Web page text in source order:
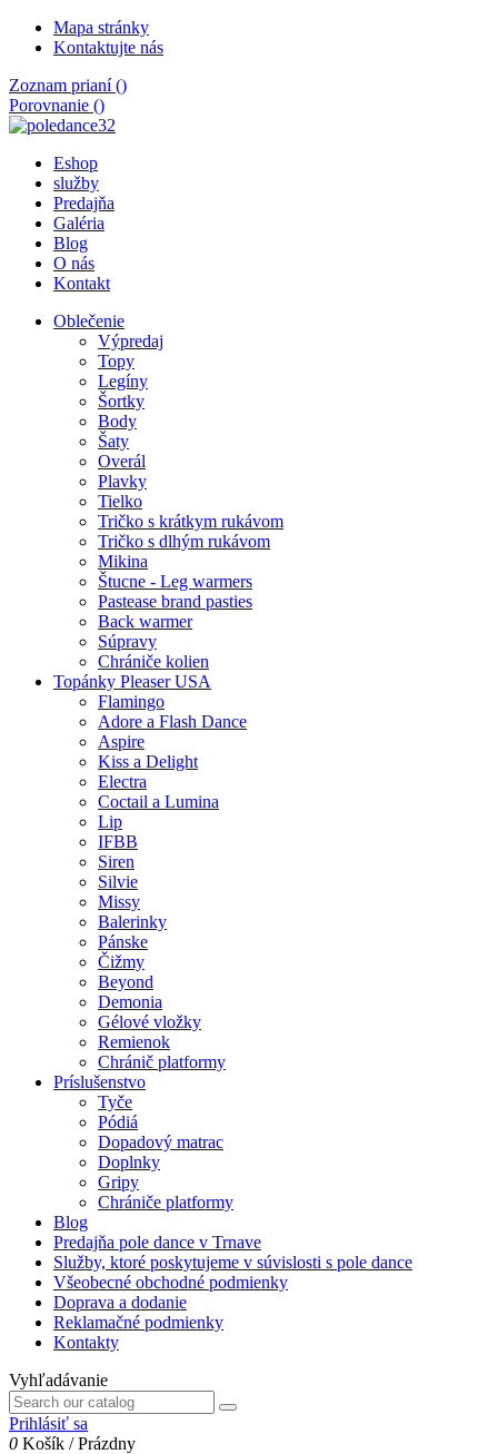
Mapa stránky
Kontaktujte nás
Zoznam prianí ()
Porovnanie ()
Eshop
služby
Predajňa
Galéria
Blog
O nás
Kontakt
Oblečenie
Výpredaj
Topy
Legíny
Šortky
Body
Šaty
Overál
Plavky
Tielko
Tričko s krátkym rukávom
Tričko s dlhým rukávom
Mikina
Štucne - Leg warmers
Pastease brand pasties
Back warmer
Súpravy
Chrániče kolien
Topánky Pleaser USA
Flamingo
Adore a Flash Dance
Aspire
Kiss a Delight
Electra
Coctail a Lumina
Lip
IFBB
Siren
Silvie
Missy
Balerinky
Pánske
Čižmy
Beyond
Demonia
Gélové vložky
Remienok
Chránič platformy
Príslušenstvo
Tyče
Pódiá
Dopadový matrac
Doplnky
Gripy
Chrániče platformy
Blog
Predajňa pole dance v Trnave
Služby, ktoré poskytujeme v súvislosti s pole dance
Všeobecné obchodné podmienky
Doprava a dodanie
Reklamačné podmienky
Kontakty
Vyhľadávanie
Prihlásiť sa
0 Košík /Prázdny